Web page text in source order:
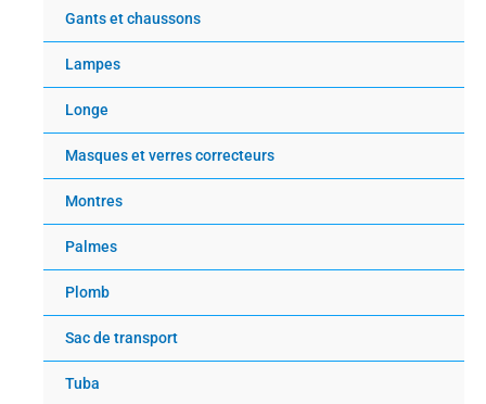
Gants et chaussons
Lampes
Longe
Masques et verres correcteurs
Montres
Palmes
Plomb
Sac de transport
Tuba